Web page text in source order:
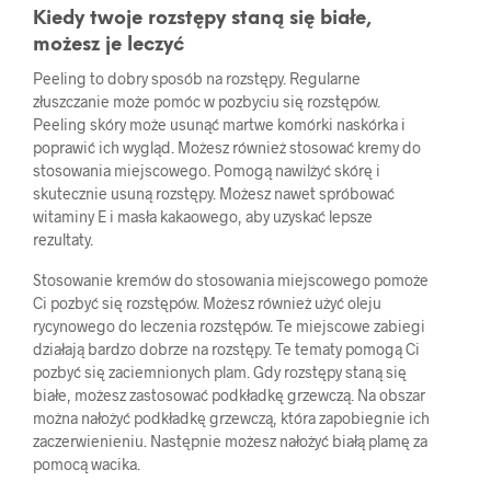
Kiedy twoje rozstępy staną się białe,
możesz je leczyć
Peeling to dobry sposób na rozstępy. Regularne
złuszczanie może pomóc w pozbyciu się rozstępów.
Peeling skóry może usunąć martwe komórki naskórka i
poprawić ich wygląd. Możesz również stosować kremy do
stosowania miejscowego. Pomogą nawilżyć skórę i
skutecznie usuną rozstępy. Możesz nawet spróbować
witaminy E i masła kakaowego, aby uzyskać lepsze
rezultaty.
Stosowanie kremów do stosowania miejscowego pomoże
Ci pozbyć się rozstępów. Możesz również użyć oleju
rycynowego do leczenia rozstępów. Te miejscowe zabiegi
działają bardzo dobrze na rozstępy. Te tematy pomogą Ci
pozbyć się zaciemnionych plam. Gdy rozstępy staną się
białe, możesz zastosować podkładkę grzewczą. Na obszar
można nałożyć podkładkę grzewczą, która zapobiegnie ich
zaczerwienieniu. Następnie możesz nałożyć białą plamę za
pomocą wacika.